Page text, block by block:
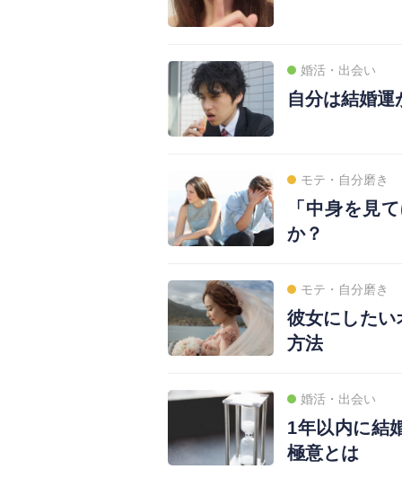
婚活・出会い
自分は結婚運
モテ・自分磨き
「中身を見
か？
モテ・自分磨き
彼女にしたい
方法
婚活・出会い
1年以内に結
極意とは